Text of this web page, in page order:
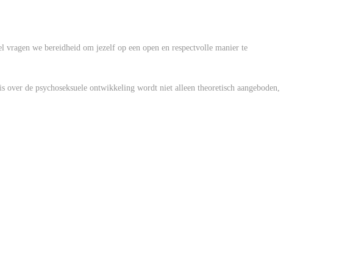
we bereidheid om jezelf op een open en respectvolle manier te
de psychoseksuele ontwikkeling wordt niet alleen theoretisch aangeboden,